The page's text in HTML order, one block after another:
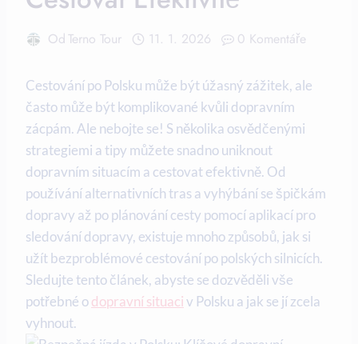
OdTerno Tour 11. 1. 2026 0 Komentáře
Cestování po⁢ Polsku může být⁣ úžasný zážitek, ‍ale
‍často může být ⁣komplikované ​kvůli‍ dopravním
zácpám. Ale nebojte⁣ se! ⁣S několika osvědčenými
strategiemi a⁢ tipy můžete ‍snadno uniknout
dopravním situacím a cestovat ⁢efektivně. Od
používání alternativních tras⁢ a vyhýbání se špičkám
dopravy⁣ až po⁤ plánování cesty pomocí ‌aplikací pro
sledování dopravy, existuje mnoho způsobů, jak si
užít bezproblémové​ cestování po polských⁢ silnicích.⁣
Sledujte‌ tento článek, abyste se dozvěděli ⁢vše
⁢potřebné odopravní situaci‍v ‌Polsku ⁤a jak ⁤se ⁣jí zcela​
vyhnout.